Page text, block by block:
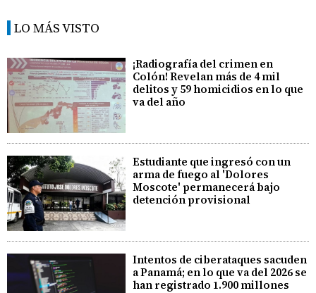
LO MÁS VISTO
¡Radiografía del crimen en
Colón! Revelan más de 4 mil
delitos y 59 homicidios en lo que
va del año
Estudiante que ingresó con un
arma de fuego al 'Dolores
Moscote' permanecerá bajo
detención provisional
Intentos de ciberataques sacuden
a Panamá; en lo que va del 2026 se
han registrado 1.900 millones